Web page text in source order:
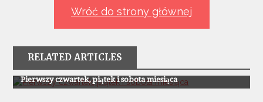
Wróć do strony głównej
RELATED ARTICLES
Z Życia Parafii
Pierwszy czwartek, piątek i sobota miesiąca
Z Życia Parafii